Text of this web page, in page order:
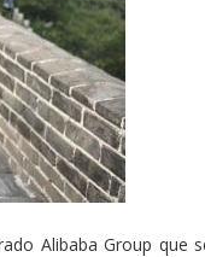
Alibaba Group que